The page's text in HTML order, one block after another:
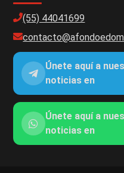
(55) 44041699
Únete aquí a
noticias en
Únete aquí a
noticias en